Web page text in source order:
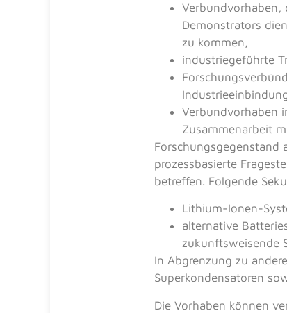
Verbundvorhaben,
Demonstrators
zu kommen,
industriegeführte
Verbundvorhaben
Zusammenarbeit
prozessbasierte
betreffen. Folgende
Lithium-Ionen-
alternative
zukunftsweisende
In Abgrenzung zu
Superkondensatoren
Die Vorhaben können